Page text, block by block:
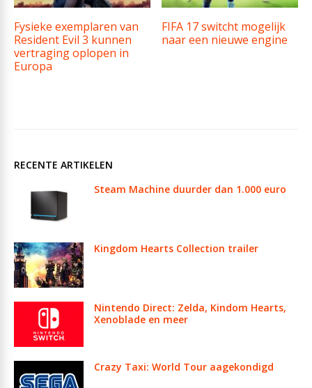
Fysieke exemplaren van
Resident Evil 3 kunnen
vertraging oplopen in
Europa
FIFA 17 switcht mogelijk
naar een nieuwe engine
RECENTE ARTIKELEN
Steam Machine duurder dan 1.000 euro
Kingdom Hearts Collection trailer
Nintendo Direct: Zelda, Kindom Hearts,
Xenoblade en meer
Crazy Taxi: World Tour aagekondigd